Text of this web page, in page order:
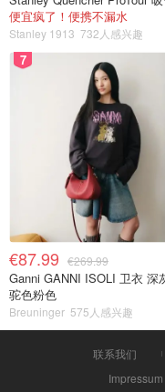
便宜疯了！便携不漏水
Stanley 1913 732人感兴趣
7
€87.99 €269.99
Ganni GANNI ISOLI 卫衣 深
驼色粉色
Breuninger 575人感兴趣
联系我们
Impressum